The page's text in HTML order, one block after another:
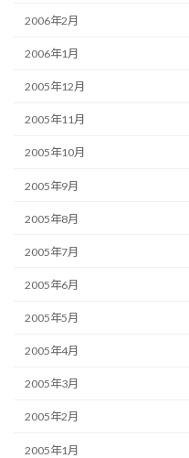
2006年2月
2006年1月
2005年12月
2005年11月
2005年10月
2005年9月
2005年8月
2005年7月
2005年6月
2005年5月
2005年4月
2005年3月
2005年2月
2005年1月